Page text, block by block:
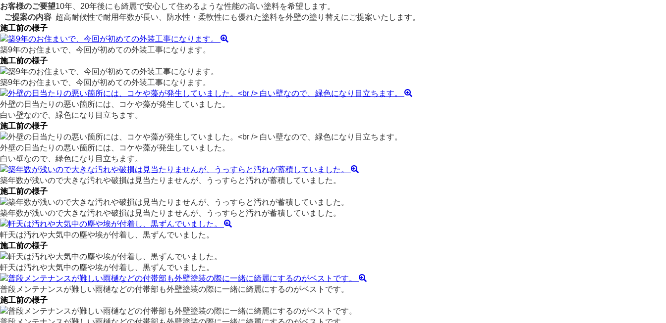
お客様のご要望10年、20年後にも綺麗で安心して住めるような性能の高い塗料を希望します。
ご提案の内容 超高耐候性で耐用年数が長い、防水性・柔軟性にも優れた塗料を外壁の塗り替えにご提案いたします。
施工前の様子
築9年のお住まいで、今回が初めての外装工事になります。
施工前の様子
築9年のお住まいで、今回が初めての外装工事になります。
外壁の日当たりの悪い箇所には、コケや藻が発生していました。
白い壁なので、緑色になり目立ちます。
施工前の様子
外壁の日当たりの悪い箇所には、コケや藻が発生していました。
白い壁なので、緑色になり目立ちます。
築年数が浅いので大きな汚れや破損は見当たりませんが、うっすらと汚れが蓄積していました。
施工前の様子
築年数が浅いので大きな汚れや破損は見当たりませんが、うっすらと汚れが蓄積していました。
軒天は汚れや大気中の塵や埃が付着し、黒ずんでいました。
施工前の様子
軒天は汚れや大気中の塵や埃が付着し、黒ずんでいました。
普段メンテナンスが難しい雨樋などの付帯部も外壁塗装の際に一緒に綺麗にするのがベストです。
施工前の様子